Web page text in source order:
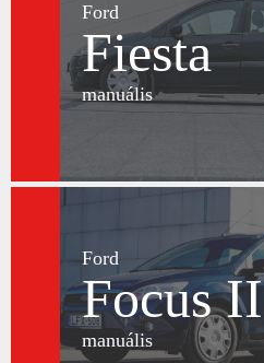
Ford
Fiesta
manuális
Ford
Focus II
manuális